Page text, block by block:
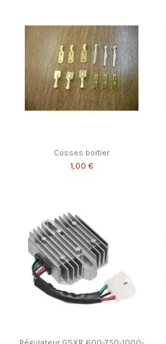
Cosses boitier
1,00 €